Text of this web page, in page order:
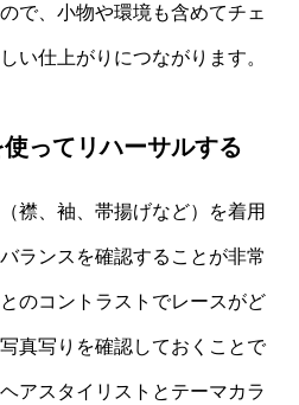
で、小物や環境も含めてチェ
い仕上がりにつながります。
ってリハーサルする
襟、袖、帯揚げなど）を着用
ランスを確認することが非常
のコントラストでレースがど
真写りを確認しておくことで
アスタイリストとテーマカラ